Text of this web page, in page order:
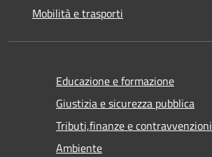
Mobilità e trasporti
Educazione e formazione
Giustizia e sicurezza pubblica
Tributi,finanze e contravvenzioni
Ambiente